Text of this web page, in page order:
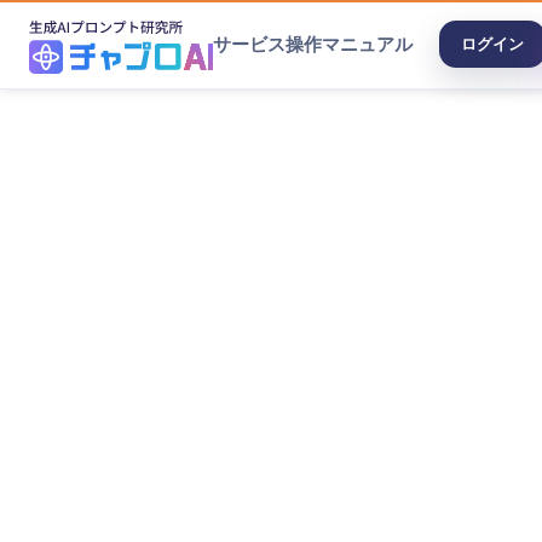
サービス操作マニュアル ログイン